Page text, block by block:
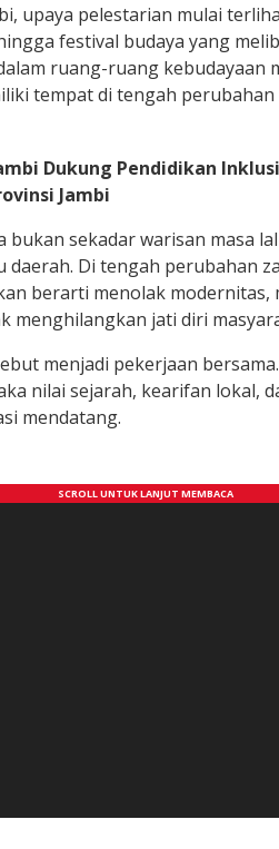
upaya pelestarian mulai
festival budaya yang
ruang-ruang kebudayaan
tempat di tengah perubahan
Dukung Pendidikan
Jambi
bukan sekadar warisan masa
Di tengah perubahan
berarti menolak modernitas,
menghilangkan jati diri
menjadi pekerjaan
nilai sejarah, kearifan lokal,
mendatang.